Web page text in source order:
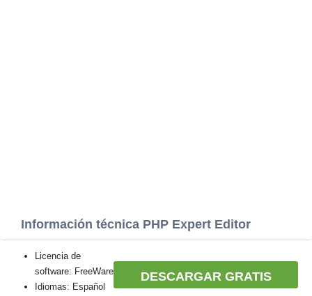
Información técnica PHP Expert Editor
DESCARGAR GRATIS
Licencia de
software: FreeWare
Idiomas: Español